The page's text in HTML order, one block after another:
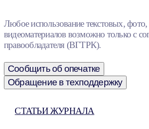
Любое использование текстовых, фото,
видеоматериалов возможно только с
правообладателя (ВГТРК).
Сообщить об опечатке
Обращение в техподдержку
СТАТЬИ ЖУРНАЛА